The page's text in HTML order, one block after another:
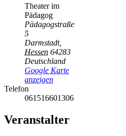
Theater im
Pädagog
Pädagogstraße
5
Darmstadt,
Hessen 64283
Deutschland
Google Karte
anzeigen
Telefon
061516601306
Veranstalter